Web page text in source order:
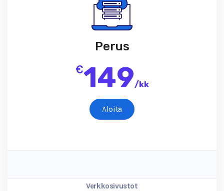
Perus
€149/kk
Aloita
Verkkosivustot